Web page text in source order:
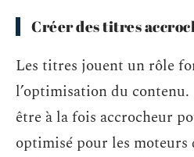
Créer des titres
Les titres jouent un rôle
l’optimisation du
être à la fois accrocheur
optimisé pour les moteurs